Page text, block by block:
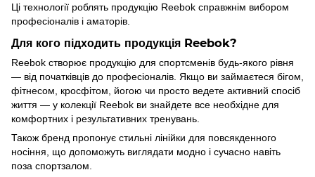
Ці технології роблять продукцію Reebok справжнім вибором
професіоналів і аматорів.
Для кого підходить продукція Reebok?
Reebok створює продукцію для спортсменів будь-якого рівня
— від початківців до професіоналів. Якщо ви займаєтеся бігом,
фітнесом, кросфітом, йогою чи просто ведете активний спосіб
життя — у колекції Reebok ви знайдете все необхідне для
комфортних і результативних тренувань.
Також бренд пропонує стильні лінійки для повсякденного
носіння, що допоможуть виглядати модно і сучасно навіть
поза спортзалом.